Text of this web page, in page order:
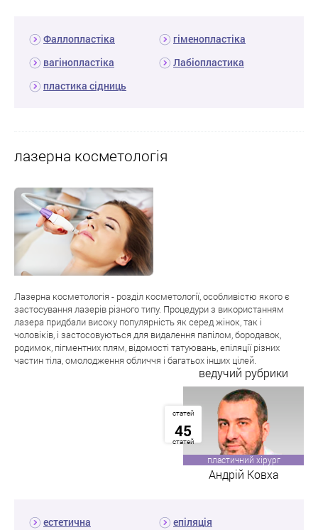
Фаллопластіка
гіменопластіка
вагінопластіка
Лабіопластика
пластика сідниць
лазерна косметологія
Лазерна косметологія - розділ косметології, особливістю якого є
застосування лазерів різного типу. Процедури з використанням
лазера придбали високу популярність як серед жінок, так і
чоловіків, і застосовуються для видалення папілом, бородавок,
родимок, пігментних плям, відомості татуювань, епіляції різних
частин тіла, омолодження обличчя і багатьох інших цілей.
ведучий рубрики
статей
45
статей
пластичний хірург
Андрій Ковха
естетична
епіляція